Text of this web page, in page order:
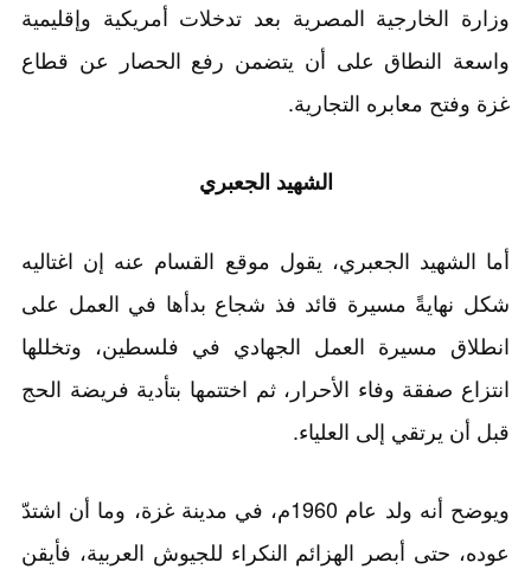
وزارة الخارجية المصرية بعد تدخلات أمريكية وإقليمية
واسعة النطاق على أن يتضمن رفع الحصار عن قطاع
غزة وفتح معابره التجارية.
الشهيد الجعبري
أما الشهيد الجعبري، يقول موقع القسام عنه إن اغتاليه
شكل نهايةً مسيرة قائد فذ شجاع بدأها في العمل على
انطلاق مسيرة العمل الجهادي في فلسطين، وتخللها
انتزاع صفقة وفاء الأحرار، ثم اختتمها بتأدية فريضة الحج
قبل أن يرتقي إلى العلياء.
ويوضح أنه ولد عام 1960م، في مدينة غزة، وما أن اشتدّ
عوده، حتى أبصر الهزائم النكراء للجيوش العربية، فأيقن